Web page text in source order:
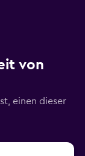
von
einen dieser